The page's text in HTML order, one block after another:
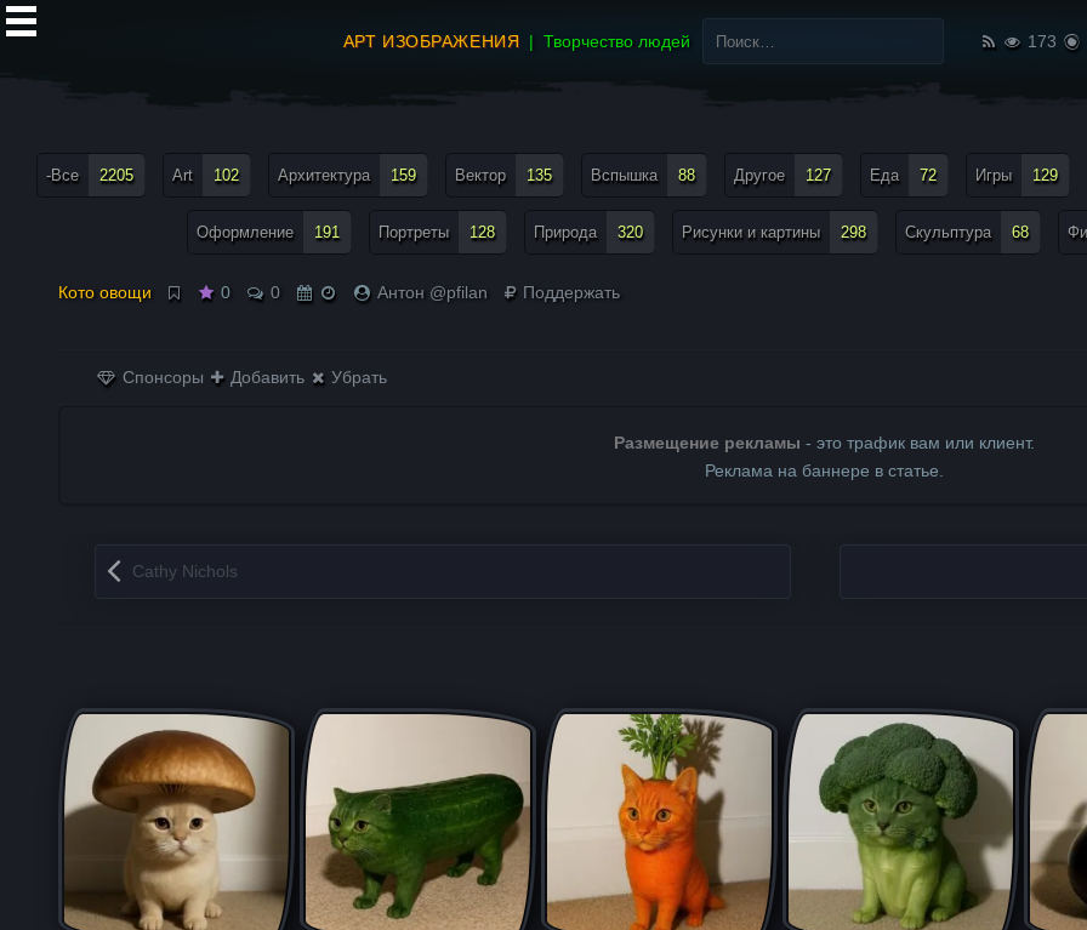
АРТ ИЗОБРАЖЕНИЯ Творчество людей
Найти:
173
-Все 2205 Art 102 Архитектура 159 Вектор 135 Вспышка 88 Другое 127 Еда 72 Игры 129
Оформление 191 Портреты 128 Природа 320 Рисунки и картины 298 Скульптура 68
Кото овощи 0 0 Антон @pfilan Поддержать
Спонсоры Добавить Убрать
Размещение рекламы - это трафик вам или клиент.
Реклама на баннере в статье.
Запись навигация
Cathy Nichols